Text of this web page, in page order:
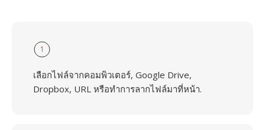
1
เลือกไฟล์จากคอมพิวเตอร์, Google Drive,
Dropbox, URL หรือทำการลากไฟล์มาที่หน้า.